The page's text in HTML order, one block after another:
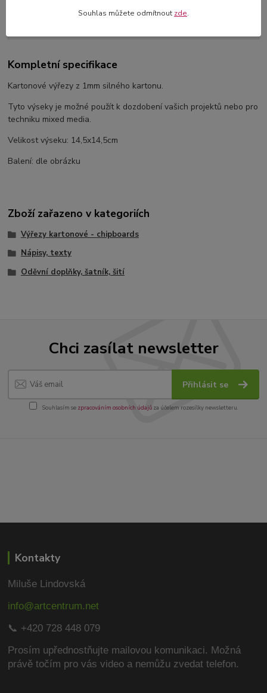
Kompletní specifikace
Kartonové výřezy z 1mm silného kartonu.
Tyto výseky je možné použít k dozdobení vašich projektů nebo pro
techniku mixed media.
Velikost výseku: 14,5x14,5cm
Balení: dle obrázku
Zboží zařazeno v kategoriích
Výřezy kartonové - chipboards
Nápisy, texty
Oděvní doplňky, šatník, šití
Chci zasílat newsletter
Přihlásit se
Souhlasím se zpracováním osobních údajůza účelem rozesílky newsletteru.
Kontakty
Miluše Lindovská
info@artcentrum.net
📞 +420 728 448 079
Prosím upřednostňujte mailovou komunikaci. Možná
právě točím pro vás video a nemůžu zvedat telefon.
Souhlas můžete odmítnout zde.